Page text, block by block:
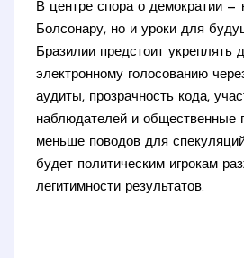
В центре спора о демократии —
Болсонару, но и уроки для
Бразилии предстоит укреплять
электронному голосованию
аудиты, прозрачность кода,
наблюдателей и общественные
меньше поводов для
будет политическим игрокам
легитимности результатов.